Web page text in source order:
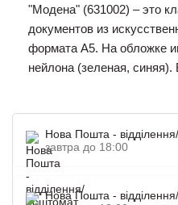
"Модена" (631002) – это
документов из
формата А5. На обложке
нейлона (зеленая, синяя).
фирменный логотип.
логотипом компании – это
подарок рекламного
Нова Пошта -
завтра до 18:00
Нова Пошта -